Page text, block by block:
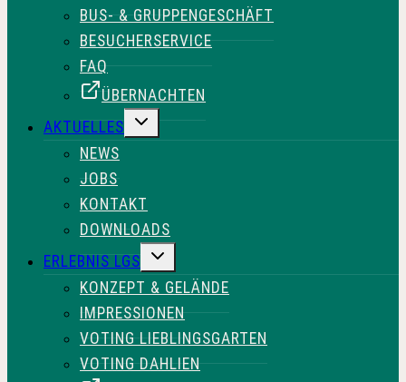
BUS- & GRUPPENGESCHÄFT
BESUCHERSERVICE
FAQ
ÜBERNACHTEN
AKTUELLES
UNTERMENÜ
UMSCHALTEN
NEWS
JOBS
KONTAKT
DOWNLOADS
ERLEBNIS LGS
UNTERMENÜ
UMSCHALTEN
KONZEPT & GELÄNDE
IMPRESSIONEN
VOTING LIEBLINGSGARTEN
VOTING DAHLIEN